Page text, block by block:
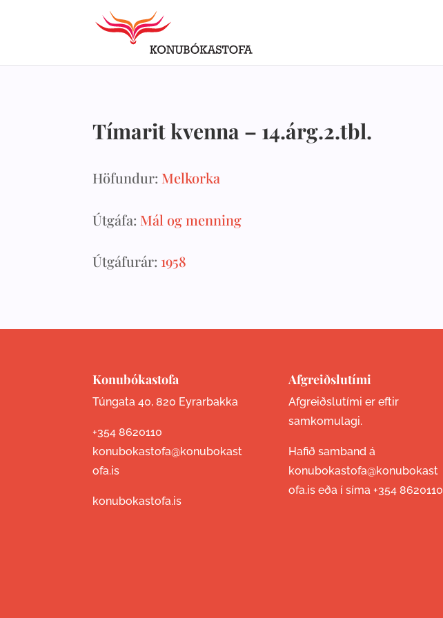
Tímarit kvenna – 14.árg.2.tbl.
Höfundur: Melkorka
Útgáfa: Mál og menning
Útgáfurár: 1958
Konubókastofa
Túngata 40, 820 Eyrarbakka
+354 8620110
konubokastofa@konubokast
ofa.is
konubokastofa.is
Afgreiðslutími
Afgreiðslutími er eftir
samkomulagi.
Hafið samband á
konubokastofa@konubokast
ofa.is eða í síma +354 8620110